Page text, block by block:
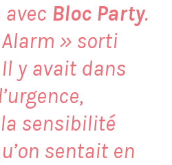
Bloc Party.
» sorti
y avait dans
sensibilité
sentait en